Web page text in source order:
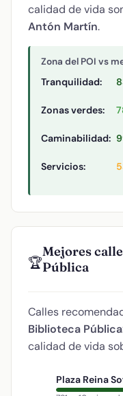
calidad de vida
Antón Martín.
Zona del POI vs
Tranquilidad:
Zonas verdes:
Caminabilidad:
Servicios:
🏆
Mejores
Pública
Calles
Biblioteca Pública
calidad de vida
Plaza Reina